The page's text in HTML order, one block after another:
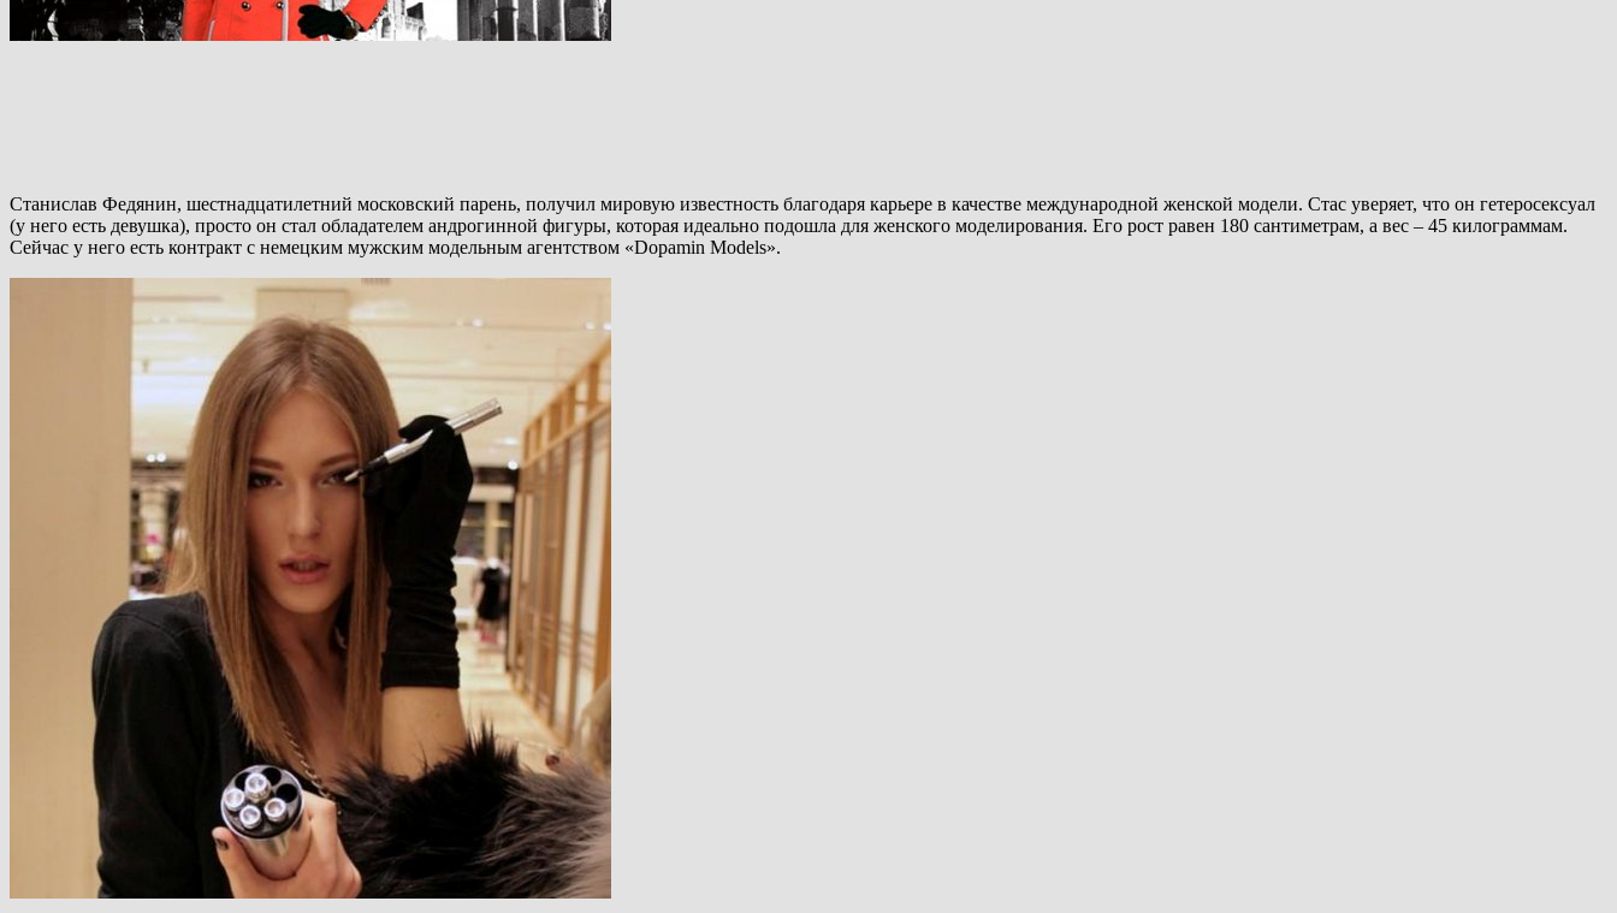
Станислав Федянин, шестнадцатилетний московский парень, получил мировую известность благодаря карьере в качестве международной женской модели. Стас уверяет, что он гетеросексуал
(у него есть девушка), просто он стал обладателем андрогинной фигуры, которая идеально подошла для женского моделирования. Его рост равен 180 сантиметрам, а вес – 45 килограммам.
Сейчас у него есть контракт с немецким мужским модельным агентством «Dopamin Models».